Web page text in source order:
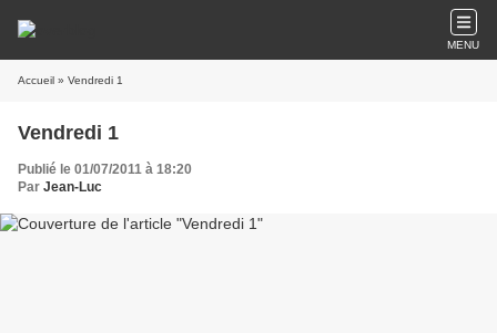
MENU
Accueil » Vendredi 1
Vendredi 1
Publié le 01/07/2011 à 18:20
Par Jean-Luc